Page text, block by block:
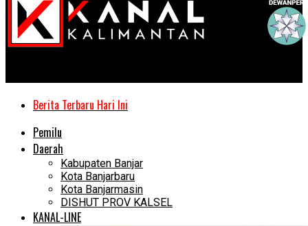
Berita Terbaru Hari Ini
Pemilu
Daerah
Kabupaten Banjar
Kota Banjarbaru
Kota Banjarmasin
DISHUT PROV KALSEL
KANAL-LINE